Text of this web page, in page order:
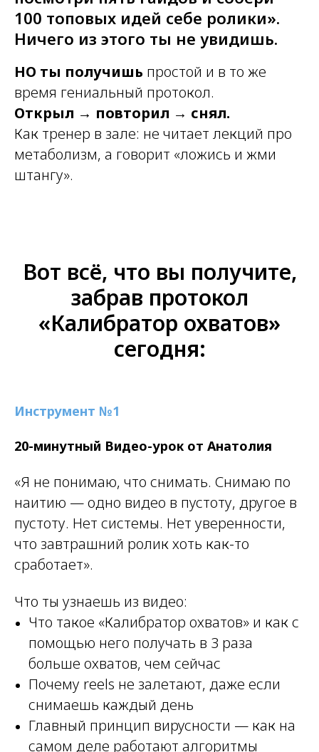
100 топовых идей себе ролики».
Ничего из этого ты не увидишь.
НО ты получишь простой и в то же
время гениальный протокол.
Открыл → повторил → снял.
Как тренер в зале: не читает лекций про
метаболизм, а говорит «ложись и жми
штангу».
Вот всё, что вы получите,
забрав протокол
«Калибратор охватов»
сегодня:
Инструмент №1
20-минутный Видео-урок от Анатолия
«Я не понимаю, что снимать. Снимаю по
наитию — одно видео в пустоту, другое в
пустоту. Нет системы. Нет уверенности,
что завтрашний ролик хоть как-то
сработает».
Что ты узнаешь из видео:
Что такое «Калибратор охватов» и как с
помощью него получать в 3 раза
больше охватов, чем сейчас
Почему reels не залетают, даже если
снимаешь каждый день
Главный принцип вирусности — как на
самом деле работают алгоритмы